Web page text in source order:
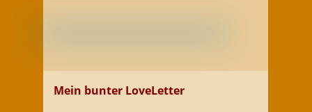
Mein bunter LoveLetter